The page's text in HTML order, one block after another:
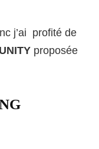
j’ai profité de
proposée